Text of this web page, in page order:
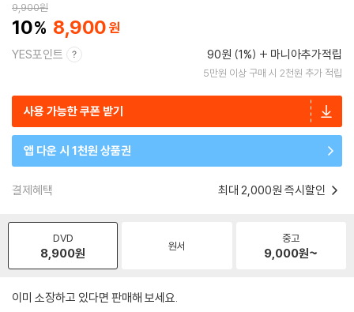
9,900원
10 8,900
YES포인트 90원 (1%) 마니아추가적립
5만원 이상 구매 시 2천원 추가 적립
사용 가능한 쿠폰 받기
앱 다운 시 1천원 상품권
결제혜택 최대 2,000원 즉시할인
DVD
8,900원 원서
중고
9,000원~
이미 소장하고 있다면 판매해 보세요.